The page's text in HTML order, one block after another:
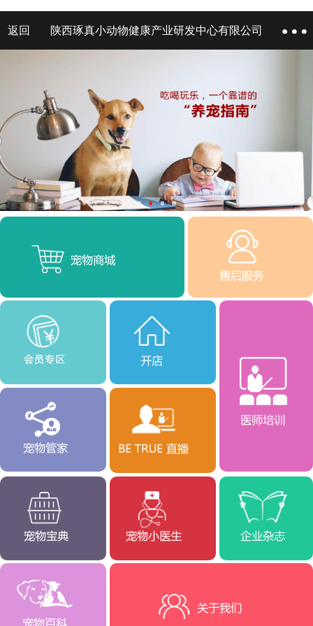
返回 陕西琢真小动物健康产业研发中心有限公司
1 2 3 4